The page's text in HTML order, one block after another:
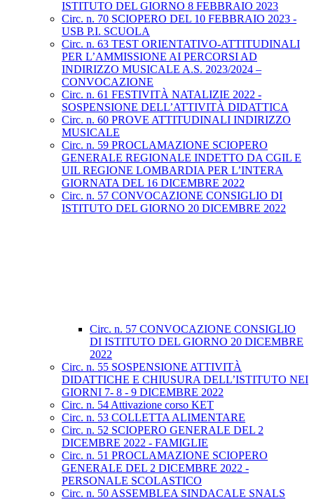
ISTITUTO DEL GIORNO 8 FEBBRAIO 2023
Circ. n. 70 SCIOPERO DEL 10 FEBBRAIO 2023 -
USB P.I. SCUOLA
Circ. n. 63 TEST ORIENTATIVO-ATTITUDINALI
PER L’AMMISSIONE AI PERCORSI AD
INDIRIZZO MUSICALE A.S. 2023/2024 –
CONVOCAZIONE
Circ. n. 61 FESTIVITÀ NATALIZIE 2022 -
SOSPENSIONE DELL’ATTIVITÀ DIDATTICA
Circ. n. 60 PROVE ATTITUDINALI INDIRIZZO
MUSICALE
Circ. n. 59 PROCLAMAZIONE SCIOPERO
GENERALE REGIONALE INDETTO DA CGIL E
UIL REGIONE LOMBARDIA PER L’INTERA
GIORNATA DEL 16 DICEMBRE 2022
Circ. n. 57 CONVOCAZIONE CONSIGLIO DI
ISTITUTO DEL GIORNO 20 DICEMBRE 2022
Circ. n. 57 CONVOCAZIONE CONSIGLIO
DI ISTITUTO DEL GIORNO 20 DICEMBRE
2022
Circ. n. 55 SOSPENSIONE ATTIVITÀ
DIDATTICHE E CHIUSURA DELL’ISTITUTO NEI
GIORNI 7- 8 - 9 DICEMBRE 2022
Circ. n. 54 Attivazione corso KET
Circ. n. 53 COLLETTA ALIMENTARE
Circ. n. 52 SCIOPERO GENERALE DEL 2
DICEMBRE 2022 - FAMIGLIE
Circ. n. 51 PROCLAMAZIONE SCIOPERO
GENERALE DEL 2 DICEMBRE 2022 -
PERSONALE SCOLASTICO
Circ. n. 50 ASSEMBLEA SINDACALE SNALS